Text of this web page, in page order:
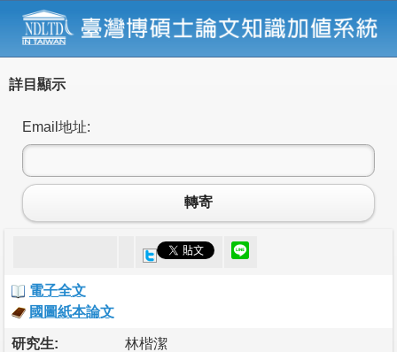
詳目顯示
Email地址:
轉寄
電子全文
國圖紙本論文
研究生: 林楷潔